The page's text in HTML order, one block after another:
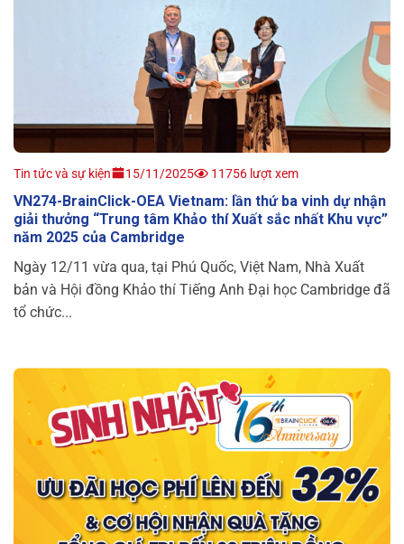
Tin tức và sự kiện 15/11/2025 11756 lượt xem
VN274-BrainClick-OEA Vietnam: lần thứ ba vinh dự nhận
giải thưởng “Trung tâm Khảo thí Xuất sắc nhất Khu vực”
năm 2025 của Cambridge
Ngày 12/11 vừa qua, tại Phú Quốc, Việt Nam, Nhà Xuất
bản và Hội đồng Khảo thí Tiếng Anh Đại học Cambridge đã
tổ chức...